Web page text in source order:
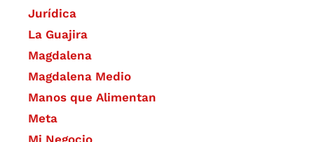
Jurídica
La Guajira
Magdalena
Magdalena Medio
Manos que Alimentan
Meta
Mi Negocio